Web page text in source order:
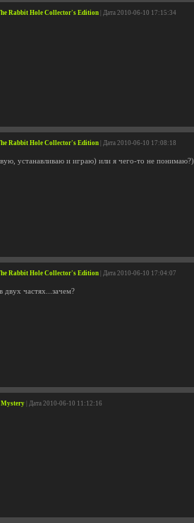
Rabbit Hole Collector's Edition | Дата 2010-06-10 17:15:34
Rabbit Hole Collector's Edition | Дата 2010-06-10 17:08:18
устанавливаю и играю) или я чего-то не понимаю?)
Rabbit Hole Collector's Edition | Дата 2010-06-10 17:04:07
частях...зачем?
Mystery | Дата 2010-06-10 11:12:16